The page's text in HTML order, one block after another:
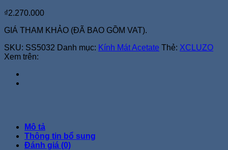
₫2.270.000
GIÁ THAM KHẢO (ĐÃ BAO GỒM VAT).
SKU: SS5032 Danh mục: Kính Mát Acetate Thẻ: XCLUZO
Xem trên:
Mô tả
Thông tin bổ sung
Đánh giá (0)